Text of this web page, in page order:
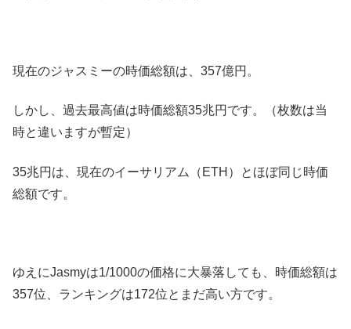
現在のジャスミーの時価総額は、357億円。
しかし、過去最高値は時価総額35兆円です。（枚数は当
時と違いますが暫定）
35兆円は、現在のイーサリアム（ETH）とほぼ同じ時価
総額です。
ゆえにJasmyは1/1000の価格に大暴落しても、時価総額は
357位、ランキングは172位とまだ高い方です。